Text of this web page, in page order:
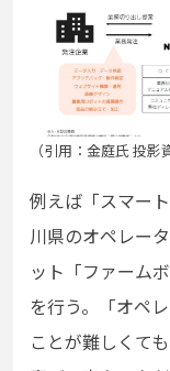
（引用：金庭氏 投
例えば「スマー
川県のオペレー
ット「ファーム
を行う。「オペ
ことが難しくて